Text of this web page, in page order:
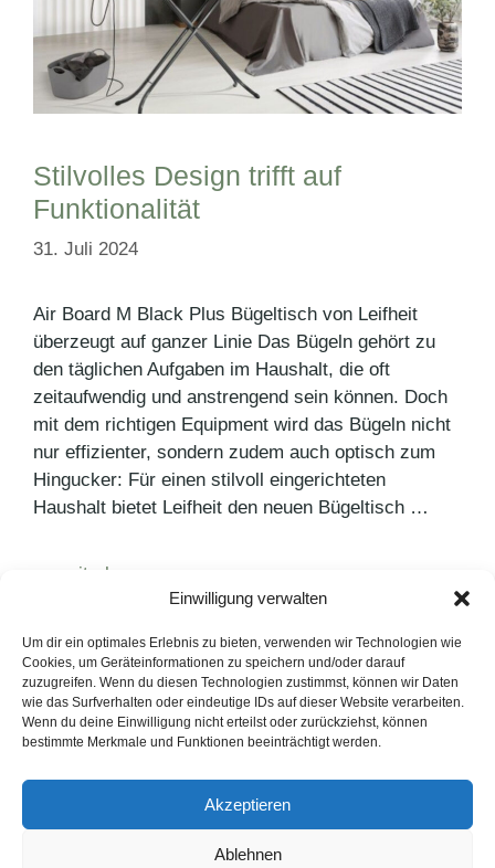
Einwilligung verwalten
Um dir ein optimales Erlebnis zu bieten, verwenden wir Technologien wie
Cookies, um Geräteinformationen zu speichern und/oder darauf
zuzugreifen. Wenn du diesen Technologien zustimmst, können wir Daten
wie das Surfverhalten oder eindeutige IDs auf dieser Website verarbeiten.
Wenn du deine Einwilligung nicht erteilst oder zurückziehst, können
bestimmte Merkmale und Funktionen beeinträchtigt werden.
Akzeptieren
Ablehnen
Stilvolles Design trifft auf
Funktionalität
31. Juli 2024
Air Board M Black Plus Bügeltisch von Leifheit
überzeugt auf ganzer Linie Das Bügeln gehört zu
den täglichen Aufgaben im Haushalt, die oft
zeitaufwendig und anstrengend sein können. Doch
mit dem richtigen Equipment wird das Bügeln nicht
nur effizienter, sondern zudem auch optisch zum
Hingucker: Für einen stilvoll eingerichteten
Haushalt bietet Leifheit den neuen Bügeltisch …
weiterlesen >
Kategorien
Pressemitteilungen
Schlagwörter
Design,Leifheit